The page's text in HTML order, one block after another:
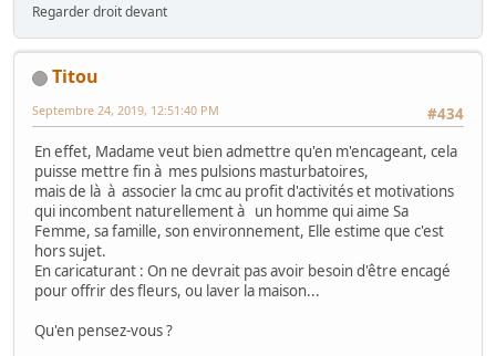
Regarder droit devant
Titou
#434
Septembre 24, 2019, 12:51:40 PM
En effet, Madame veut bien admettre qu'en m'encageant, cela
puisse mettre fin à mes pulsions masturbatoires,
mais de là à associer la cmc au profit d'activités et motivations
qui incombent naturellement à un homme qui aime Sa
Femme, sa famille, son environnement, Elle estime que c'est
hors sujet.
En caricaturant : On ne devrait pas avoir besoin d'être encagé
pour offrir des fleurs, ou laver la maison...
Qu'en pensez-vous ?